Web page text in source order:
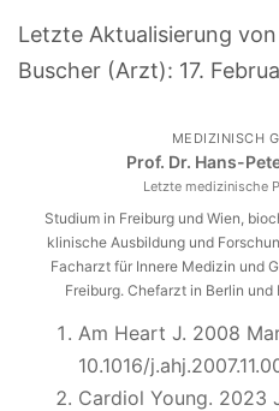
Letzte Aktualisierung
Buscher (Arzt): 17.
MEDIZINISCH
Prof. Dr. Hans-
Letzte medizinische
Studium in Freiburg und Wien,
klinische Ausbildung und
Facharzt für Innere Medizin und
Freiburg. Chefarzt in Berlin und
Am Heart J. 2008
10.1016/
Cardiol Young. 2023